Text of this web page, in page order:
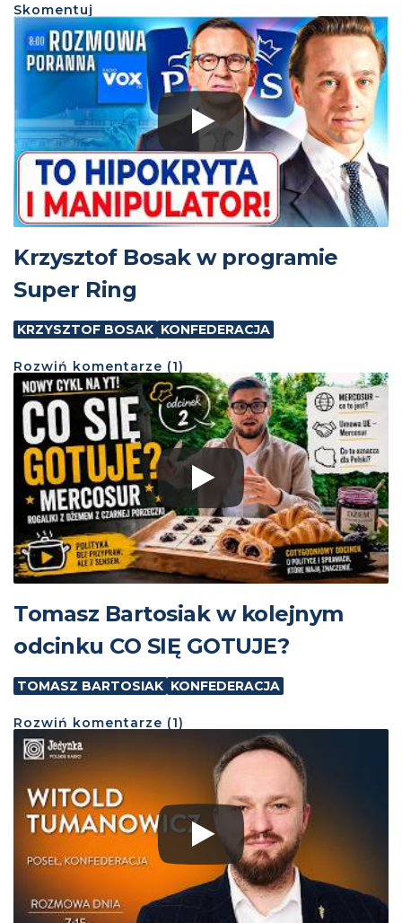
Skomentuj
Krzysztof Bosak w programie
Super Ring
KRZYSZTOF BOSAK KONFEDERACJA
Rozwiń komentarze (1)
Tomasz Bartosiak w kolejnym
odcinku CO SIĘ GOTUJE?
TOMASZ BARTOSIAK KONFEDERACJA
Rozwiń komentarze (1)